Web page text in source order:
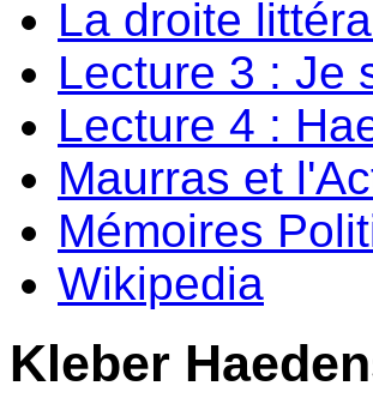
La droite
Lecture 3 : Je
Lecture 4 :
Maurras et
Mémoires
Wikipedia
Kleber